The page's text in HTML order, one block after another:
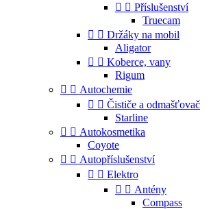
  Příslušenství
Truecam
  Držáky na mobil
Aligator
  Koberce, vany
Rigum
  Autochemie
  Čističe a odmašťovač
Starline
  Autokosmetika
Coyote
  Autopříslušenství
  Elektro
  Antény
Compass